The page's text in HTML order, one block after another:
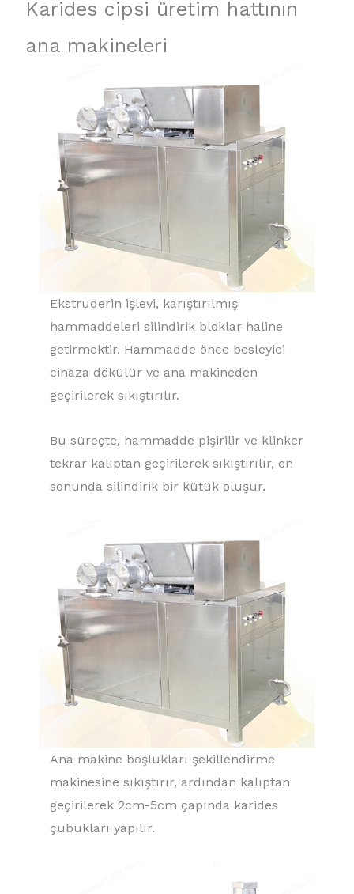
Karides cipsi üretim hattının
ana makineleri
Ekstruderin işlevi, karıştırılmış
hammaddeleri silindirik bloklar haline
getirmektir. Hammadde önce besleyici
cihaza dökülür ve ana makineden
geçirilerek sıkıştırılır.
Bu süreçte, hammadde pişirilir ve klinker
tekrar kalıptan geçirilerek sıkıştırılır, en
sonunda silindirik bir kütük oluşur.
Ana makine boşlukları şekillendirme
makinesine sıkıştırır, ardından kalıptan
geçirilerek 2cm-5cm çapında karides
çubukları yapılır.